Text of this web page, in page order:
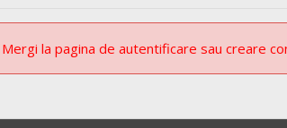
Mergi la pagina de autentificare sau creare